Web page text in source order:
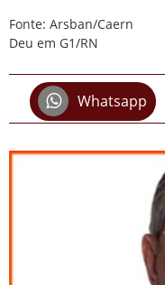
Fonte: Arsban/Caern
Deu em G1/RN
Whatsapp